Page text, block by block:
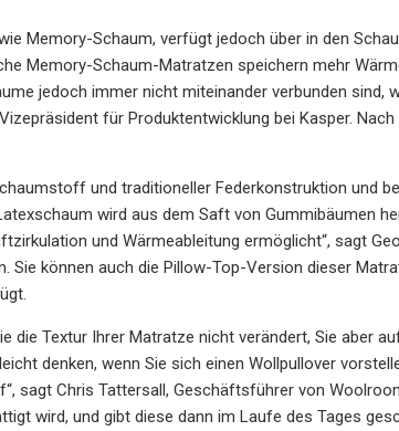
Memory-Schaum, verfügt jedoch über in den
Memory-Schaum-Matratzen speichern mehr
jedoch immer nicht miteinander verbunden
für Produktentwicklung bei Kasper.
und traditioneller Federkonstruktion und
wird aus dem Saft von Gummibäumen
und Wärmeableitung ermöglicht“, sagt
können auch die Pillow-Top-Version dieser
die Textur Ihrer Matratze nicht verändert, Sie aber
denken, wenn Sie sich einen Wollpullover
sagt Chris Tattersall, Geschäftsführer von
wird, und gibt diese dann im Laufe des Tages